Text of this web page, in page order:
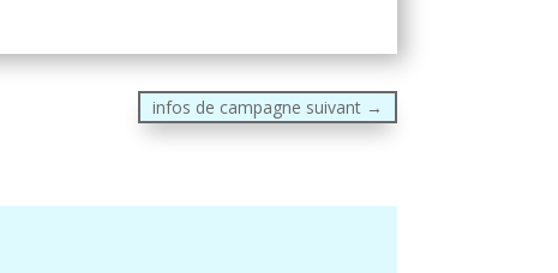
infos de campagne suivant→